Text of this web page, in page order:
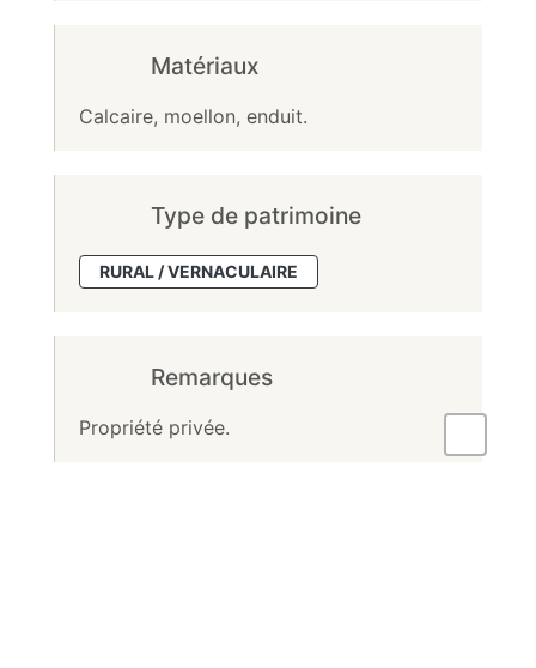
Matériaux
Calcaire, moellon, enduit.
Type de patrimoine
RURAL / VERNACULAIRE
Remarques
Propriété privée.